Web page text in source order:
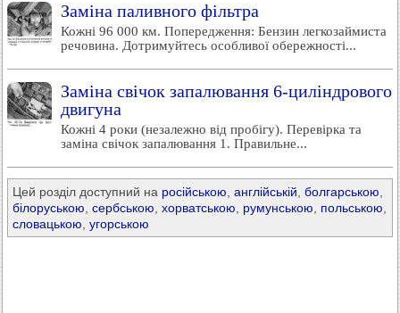
Заміна паливного фільтра
Кожні 96 000 км. Попередження: Бензин легкозаймиста
речовина. Дотримуйтесь особливої обережності...
Заміна свічок запалювання 6-циліндрового
двигуна
Кожні 4 роки (незалежно від пробігу). Перевірка та
заміна свічок запалювання 1. Правильне...
Цей розділ доступний на російською англійській болгарською
білоруською сербською хорватською румунською польською
словацькою угорською